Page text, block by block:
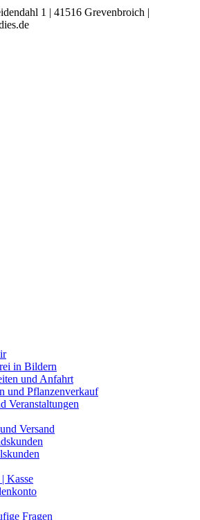
1 | 41516 Grevenbroich |
in Bildern
und Anfahrt
und Pflanzenverkauf
Veranstaltungen
Versand
Kasse
Fragen